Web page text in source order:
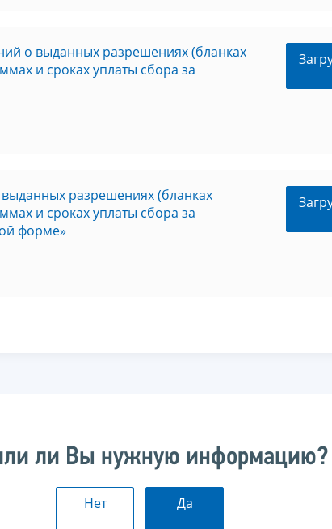
о выданных разрешениях (бланках
и сроках уплаты сбора за
разрешениях (бланках
и сроках уплаты сбора за
форме»
ли Вы нужную информацию?
Нет Да